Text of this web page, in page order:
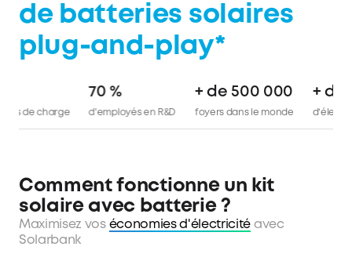
de batteries solaires
plug-and-play*
technologies de charge d'employés en R&D
+ de 500 000
foyers dans le monde
Comment fonctionne un kit
solaire avec batterie ?
Maximisez vos économies d'électricité avec
Solarbank